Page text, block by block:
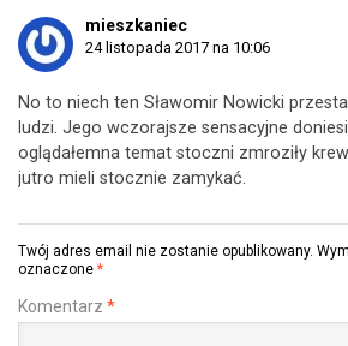
mieszkaniec
24 listopada 2017 na 10:06
No to niech ten Sławomir Nowicki
ludzi. Jego wczorajsze sensacyjne
oglądałemna temat stoczni zmroziły
jutro mieli stocznie zamykać.
Twój adres email nie zostanie opublikowany.
oznaczone *
Komentarz *